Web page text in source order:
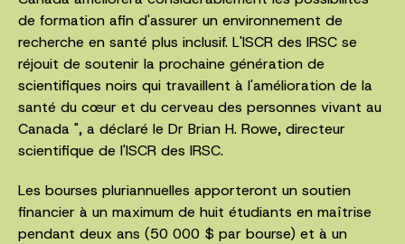
de formation afin d'assurer un environnement de
recherche en santé plus inclusif. L'ISCR des IRSC se
réjouit de soutenir la prochaine génération de
scientifiques noirs qui travaillent à l'amélioration de la
santé du cœur et du cerveau des personnes vivant au
Canada ", a déclaré le Dr Brian H. Rowe, directeur
scientifique de l'ISCR des IRSC.
Les bourses pluriannuelles apporteront un soutien
financier à un maximum de huit étudiants en maîtrise
pendant deux ans (50 000 $ par bourse) et à un